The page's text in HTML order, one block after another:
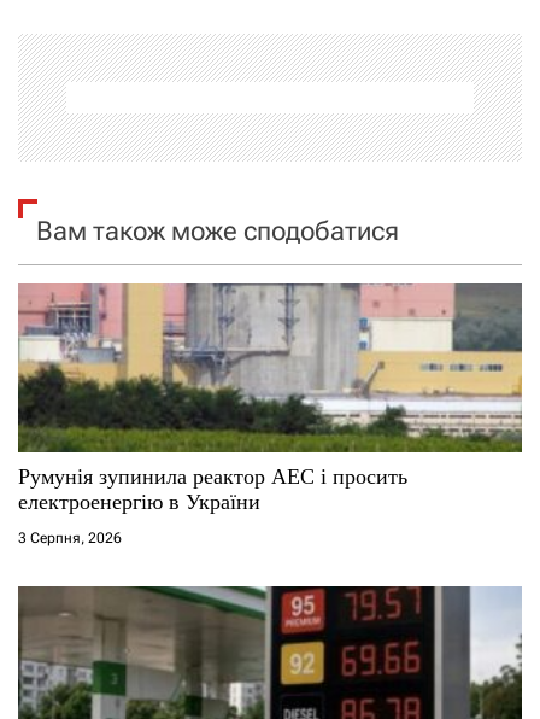
а
ц
і
а
п
и
с
і
в
Вам також може сподобатися
Румунія зупинила реактор АЕС і просить
електроенергію в України
3 Серпня, 2026